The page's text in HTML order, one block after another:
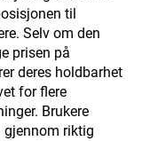
til
Selv om den
prisen på
deres holdbarhet
for flere
Brukere
gjennom riktig